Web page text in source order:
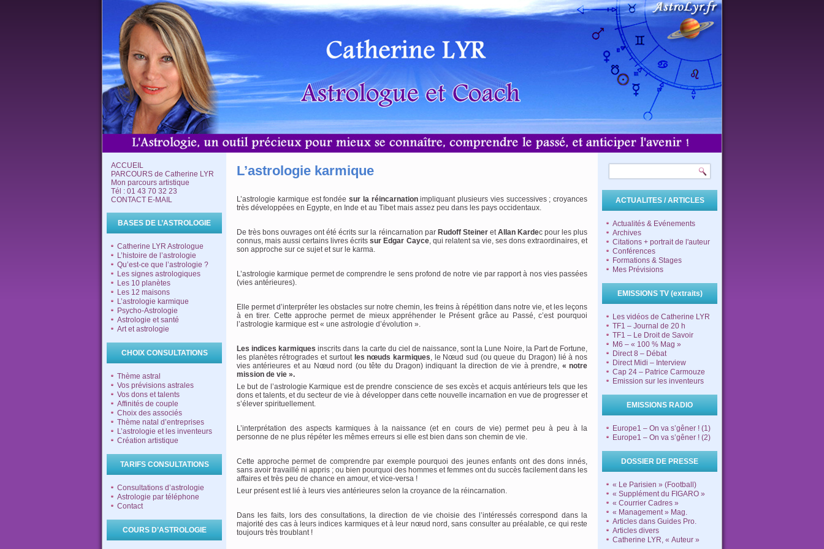
ACCUEIL
PARCOURS de Catherine LYR
Mon parcours artistique
Tél : 01 43 70 32 23
CONTACT E-MAIL
BASES DE L’ASTROLOGIE
Catherine LYR Astrologue
L’histoire de l’astrologie
Qu’est-ce que l’astrologie ?
Les signes astrologiques
Les 10 planètes
Les 12 maisons
L’astrologie karmique
Psycho-Astrologie
Astrologie et santé
Art et astrologie
CHOIX CONSULTATIONS
Thème astral
Vos prévisions astrales
Vos dons et talents
Affinités de couple
Choix des associés
Thème natal d’entreprises
L’astrologie et les inventeurs
Création artistique
TARIFS CONSULTATIONS
Consultations d’astrologie
Astrologie par téléphone
Contact
COURS D’ASTROLOGIE
L’astrologie karmique
L’astrologie karmique est fondée sur la réincarnationimpliquant plusieurs vies successives ; croyances
très développées en Egypte, en Inde et au Tibet mais assez peu dans les pays occidentaux.
De très bons ouvrages ont été écrits sur la réincarnation par Rudoff SteineretAllan Kardec pour les plus
connus, mais aussi certains livres écritssur Edgar Cayce, qui relatent sa vie, ses dons extraordinaires, et
son approche sur ce sujet et sur le karma.
L’astrologie karmique permet de comprendre le sens profond de notre vie par rapport à nos vies passées
(vies antérieures).
Elle permet d’interpréter les obstacles sur notre chemin, les freins à répétition dans notre vie, et les leçons
à en tirer. Cette approche permet de mieux appréhender le Présent grâce au Passé, c’est pourquoi
l’astrologie karmique est « une astrologie d’évolution ».
Les indices karmiques inscrits dans la carte du ciel de naissance, sont la Lune Noire, la Part de Fortune,
les planètes rétrogrades et surtout les nœuds karmiques, le Nœud sud (ou queue du Dragon) lié à nos
vies antérieures et au Nœud nord (ou tête du Dragon) indiquant la direction de vie à prendre, « notre
mission de vie ».
Le but de l’astrologie Karmique est de prendre conscience de ses excès et acquis antérieurs tels que les
dons et talents, et du secteur de vie à développer dans cette nouvelle incarnation en vue de progresser et
s’élever spirituellement.
L’interprétation des aspects karmiques à la naissance (et en cours de vie) permet peu à peu à la
personne de ne plus répéter les mêmes erreurs si elle est bien dans son chemin de vie.
Cette approche permet de comprendre par exemple pourquoi des jeunes enfants ont des dons innés,
sans avoir travaillé ni appris ; ou bien pourquoi des hommes et femmes ont du succès facilement dans les
affaires et très peu de chance en amour, et vice-versa !
Leur présent est lié à leurs vies antérieures selon la croyance de la réincarnation.
Dans les faits, lors des consultations, la direction de vie choisie des l’intéressés correspond dans la
majorité des cas à leurs indices karmiques et à leur nœud nord, sans consulter au préalable, ce qui reste
toujours très troublant !
ACTUALITES / ARTICLES
Actualités & Evénements
Archives
Citations + portrait de l'auteur
Conférences
Formations & Stages
Mes Prévisions
EMISSIONS TV (extraits)
Les vidéos de Catherine LYR
TF1 – Journal de 20 h
TF1 – Le Droit de Savoir
M6 – « 100 % Mag »
Direct 8 – Débat
Direct Midi – Interview
Cap 24 – Patrice Carmouze
Emission sur les inventeurs
EMISSIONS RADIO
Europe1 – On va s’gêner ! (1)
Europe1 – On va s’gêner ! (2)
DOSSIER DE PRESSE
« Le Parisien » (Football)
« Supplément du FIGARO »
« Courrier Cadres »
« Management » Mag.
Articles dans Guides Pro.
Articles divers
Catherine LYR, « Auteur »